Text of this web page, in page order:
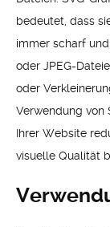
bedeutet, dass
immer scharf
oder JPEG-
oder
Verwendung von
Ihrer Website
visuelle Qualität